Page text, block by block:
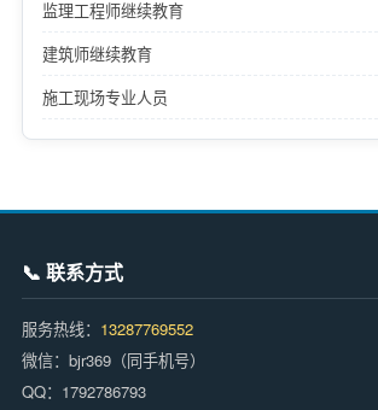
监理工程师继续教育
建筑师继续教育
施工现场专业人员
📞 联系方式
服务热线： 13287769552
微信：bjr369（同手机号）
QQ：1792786793